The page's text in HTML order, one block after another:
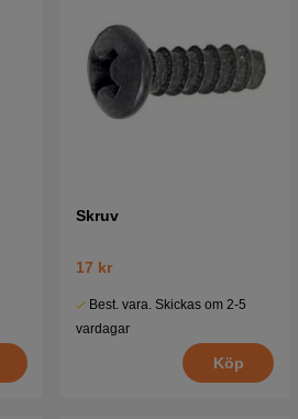
Skruv
17 kr
Best. vara. Skickas om 2-5
vardagar
Köp